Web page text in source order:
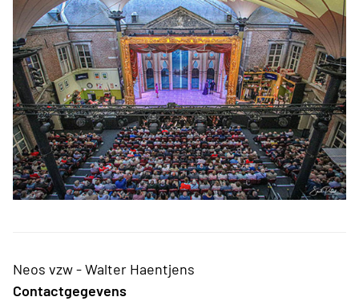
Neos vzw - Walter Haentjens
Contactgegevens